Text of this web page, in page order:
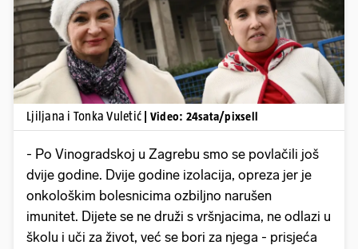
Ljiljana i Tonka Vuletić | Video: 24sata/pixsell
- Po Vinogradskoj u Zagrebu smo se povlačili još
dvije godine. Dvije godine izolacija, opreza jer je
onkološkim bolesnicima ozbiljno narušen
imunitet. Dijete se ne druži s vršnjacima, ne odlazi u
školu i uči za život, već se bori za njega - prisjeća